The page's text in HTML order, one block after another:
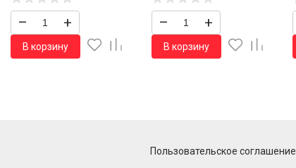
– +
В корзину
– +
В корзину
Пользовательское соглашение